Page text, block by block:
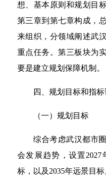
想、基本原则和规划目
第三章到第七章构成，
来组织，分领域阐述武
重点任务。第三板块为
要是建立规划保障机制。
四、规划目标和指标
（一）规划目标
综合考虑武汉都市
会发展趋势，设置2027
标，以及2035年远景目标